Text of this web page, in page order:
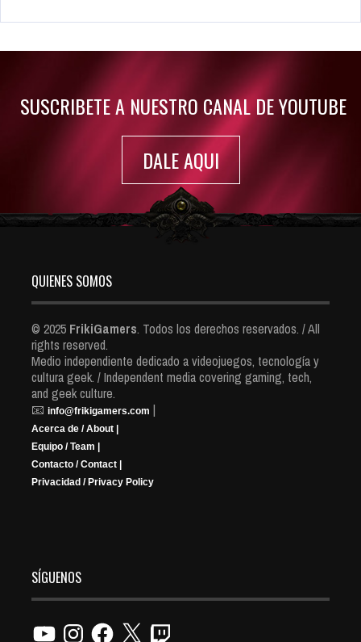
Rumor: Se filtran los primeros detalles de Resident Evil 9
SUSCRIBETE A NUESTRO CANAL DE YOUTUBE
DALE AQUI
QUIENES SOMOS
© 2025 FrikiGamers. Todos los derechos reservados. / All
rights reserved.
Medio independiente dedicado a videojuegos, tecnología y
cultura geek. / Independent media covering gaming, tech,
and geek culture.
📧 info@frikigamers.com |
Acerca de / About |
Equipo / Team |
Contacto / Contact |
Privacidad / Privacy Policy
SÍGUENOS
YouTubeInstagramFacebook
X Twitch